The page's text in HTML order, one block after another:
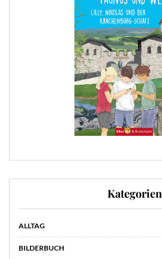
Kategorien
ALLTAG
BILDERBUCH